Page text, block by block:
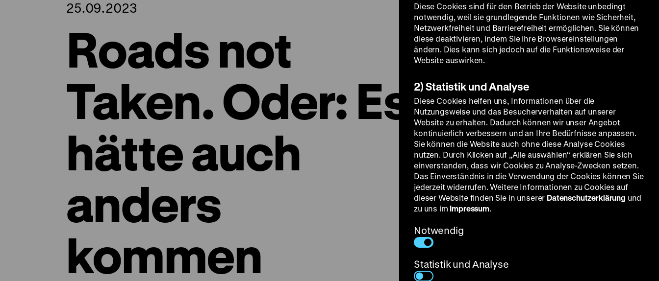
25.09.2023
Roads not
Taken. Oder: Es
hätte auch
anders
kommen
Diese Cookies sind für den Betrieb der Website unbedingt
notwendig, weil sie grundlegende Funktionen wie Sicherheit,
Netzwerkfreiheit und Barrierefreiheit ermöglichen. Sie können
diese deaktivieren, indem Sie ihre Browsereinstellungen
ändern. Dies kann sich jedoch auf die Funktionsweise der
Website auswirken.
2) Statistik und Analyse
Diese Cookies helfen uns, Informationen über die
Nutzungsweise und das Besucherverhalten auf unserer
Website zu erhalten. Dadurch können wir unser Angebot
kontinuierlich verbessern und an Ihre Bedürfnisse anpassen.
Sie können die Website auch ohne diese Analyse Cookies
nutzen. Durch Klicken auf „Alle auswählen“ erklären Sie sich
einverstanden, dass wir Cookies zu Analyse-Zwecken setzen.
Das Einverständnis in die Verwendung der Cookies können Sie
jederzeit widerrufen. Weitere Informationen zu Cookies auf
dieser Website finden Sie in unserer Datenschutzerklärung und
zu uns im Impressum.
Notwendig
Statistik und Analyse